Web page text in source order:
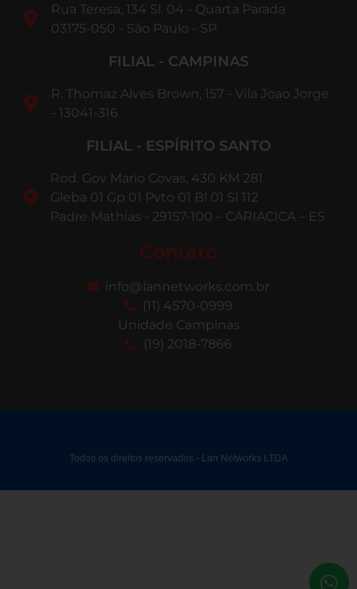
Rua Teresa, 134 Sl. 04 - Quarta Parada
03175-050 - São Paulo - SP
FILIAL - CAMPINAS
R. Thomaz Alves Brown, 157 - Vila Joao Jorge
- 13041-316
FILIAL - ESPÍRITO SANTO
Rod. Gov Mario Covas, 430 KM 281
Gleba 01 Gp 01 Pvto 01 Bl 01 Sl 112
Padre Mathias - 29157-100 – CARIACICA – ES
Contato
info@lannetworks.com.br
(11) 4570-0999
Unidade Campinas
(19) 2018-7866
Todos os direitos reservados - Lan Networks LTDA